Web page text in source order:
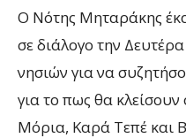
Ο Νότης Μηταράκης
σε διάλογο την
νησιών για να
για το πως θα κλείσουν
Μόρια, Καρά Τεπέ και